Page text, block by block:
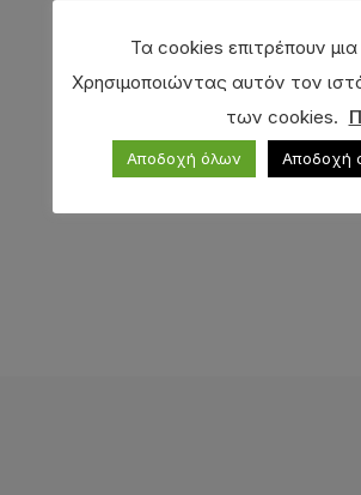
Τα cookies επιτρέπουν
Χρησιμοποιώντας αυτόν τον
των cookies.
Αποδοχή όλων Αποδοχή